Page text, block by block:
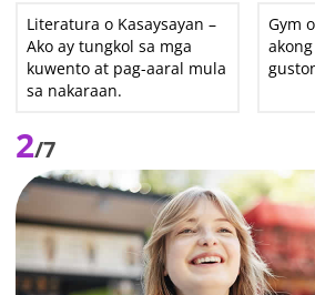
Literatura o Kasaysayan –
Ako ay tungkol sa mga
kuwento at pag-aaral mula
sa nakaraan.
Gym
2/7